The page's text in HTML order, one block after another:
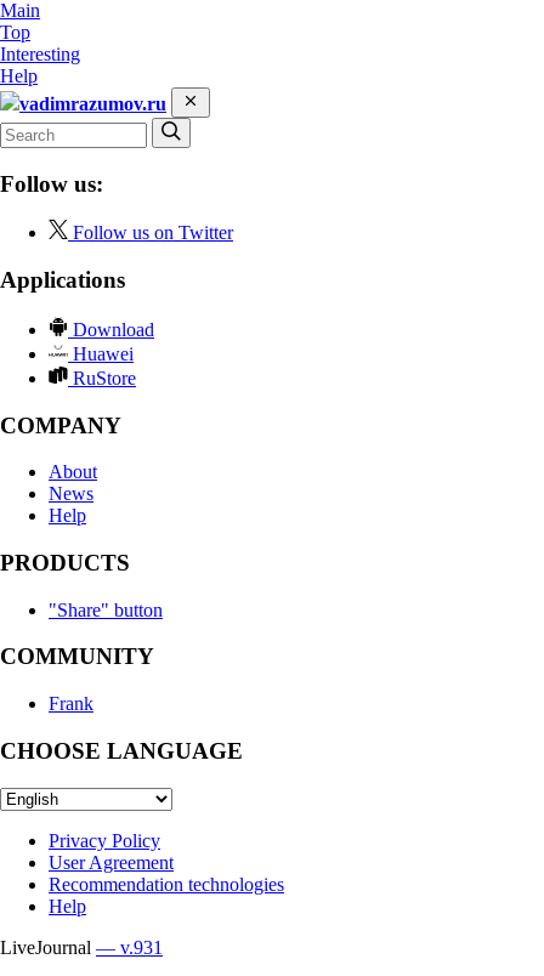
Main
Top
Interesting
Help
vadimrazumov.ru
Follow us:
Follow us on Twitter
Applications
Download
Huawei
RuStore
COMPANY
About
News
Help
PRODUCTS
"Share" button
COMMUNITY
Frank
CHOOSE LANGUAGE
Privacy Policy
User Agreement
Recommendation technologies
Help
LiveJournal — v.931